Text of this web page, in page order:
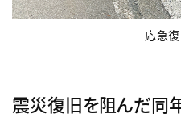
応急
震災復旧を阻んだ同